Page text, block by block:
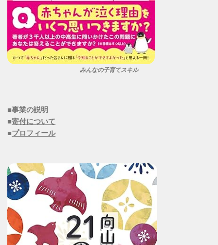
みんなの子育てスキル
■事業の説明
■寄付について
■プロフィール